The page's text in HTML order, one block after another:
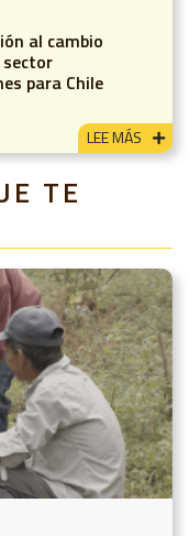
al cambio
para Chile
LEE MÁS
TE